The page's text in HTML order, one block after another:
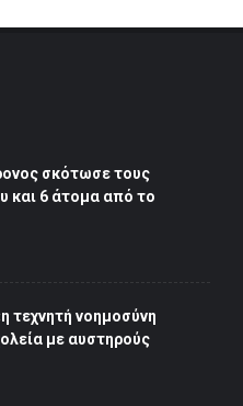
σκότωσε τους
και 6 άτομα από το
τεχνητή νοημοσύνη
με αυστηρούς